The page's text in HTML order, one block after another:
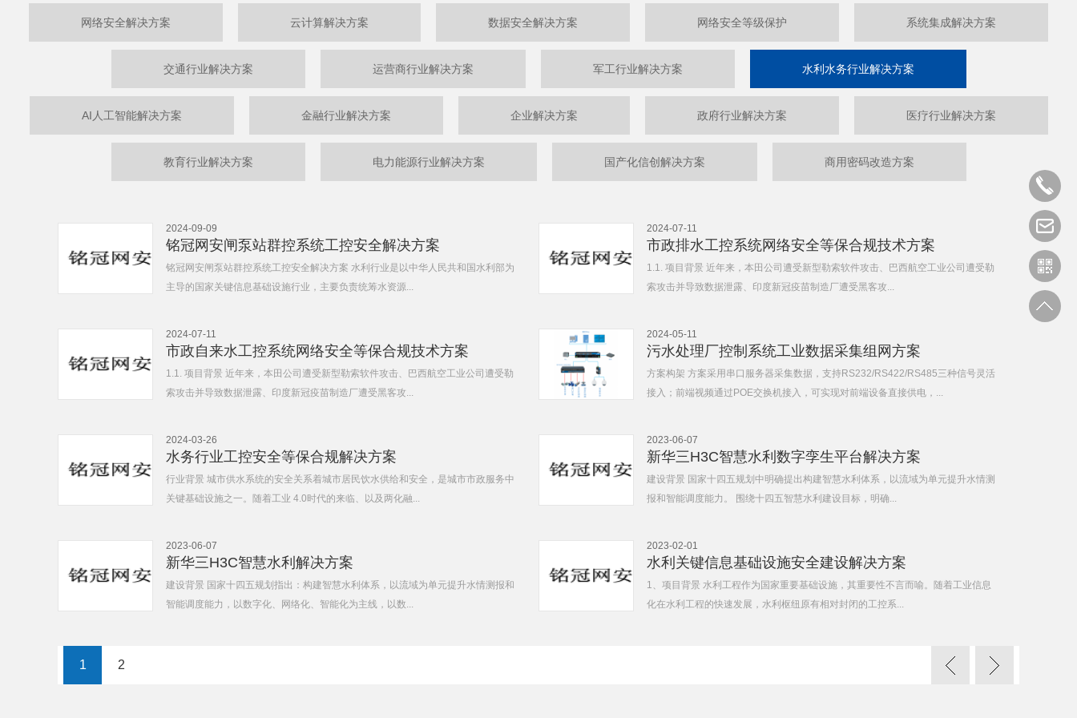
网络安全解决方案 云计算解决方案 数据安全解决方案 网络安全等级保护 系统集成解决方案
交通行业解决方案 运营商行业解决方案 军工行业解决方案 水利水务行业解决方案
AI人工智能解决方案 金融行业解决方案 企业解决方案 政府行业解决方案 医疗行业解决方案
教育行业解决方案 电力能源行业解决方案 国产化信创解决方案 商用密码改造方案
2024-09-09
铭冠网安闸泵站群控系统工控安全解决方案
铭冠网安闸泵站群控系统工控安全解决方案 水利行业是以中华人民共和国水利部为
主导的国家关键信息基础设施行业，主要负责统筹水资源...
2024-07-11
市政排水工控系统网络安全等保合规技术方案
1.1. 项目背景 近年来，本田公司遭受新型勒索软件攻击、巴西航空工业公司遭受勒
索攻击并导致数据泄露、印度新冠疫苗制造厂遭受黑客攻...
2024-07-11
市政自来水工控系统网络安全等保合规技术方案
1.1. 项目背景 近年来，本田公司遭受新型勒索软件攻击、巴西航空工业公司遭受勒
索攻击并导致数据泄露、印度新冠疫苗制造厂遭受黑客攻...
2024-05-11
污水处理厂控制系统工业数据采集组网方案
方案构架 方案采用串口服务器采集数据，支持RS232/RS422/RS485三种信号灵活
接入；前端视频通过POE交换机接入，可实现对前端设备直接供电，...
2024-03-26
水务行业工控安全等保合规解决方案
行业背景 城市供水系统的安全关系着城市居民饮水供给和安全，是城市市政服务中
关键基础设施之一。随着工业 4.0时代的来临、以及两化融...
2023-06-07
新华三H3C智慧水利数字孪生平台解决方案
建设背景 国家十四五规划中明确提出构建智慧水利体系，以流域为单元提升水情测
报和智能调度能力。 围绕十四五智慧水利建设目标，明确...
2023-06-07
新华三H3C智慧水利解决方案
建设背景 国家十四五规划指出：构建智慧水利体系，以流域为单元提升水情测报和
智能调度能力，以数字化、网络化、智能化为主线，以数...
2023-02-01
水利关键信息基础设施安全建设解决方案
1、项目背景 水利工程作为国家重要基础设施，其重要性不言而喻。随着工业信息
化在水利工程的快速发展，水利枢纽原有相对封闭的工控系...
1 2